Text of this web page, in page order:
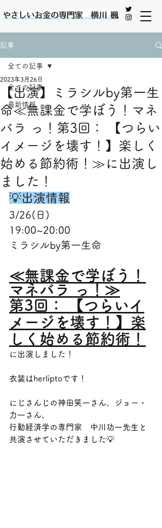
やさしいお金の専門家 横川 楓
記事
全ての記事
最新情報
全ての記事
【出演】ミラシルby第一生
命≪無課金で学ぼう！マネ
バラ っ！第3回： 【つらい
イメージを壊す！】楽しく
始める節約術！≫に出演し
ました！
2023年3月26日
💡出演情報
3/26(日)
19:00~20:00
ミラシルby第一生命
≪無課金で学ぼう！
マネバラ っ！≫
第3回： 【つらいイ
メージを壊す！】楽
しく始める節約術！
に出演しました！
衣装はherliptoです！
にじさんじの神田笑一さん、ジョー・
力一さん、
行動経済学の専門家　中川功一先生と
共演させていただきました💡